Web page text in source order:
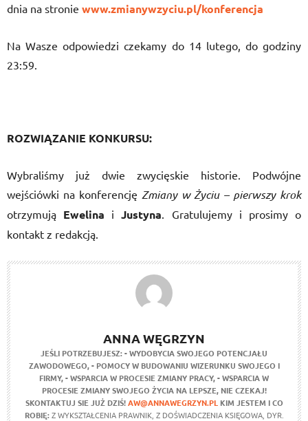
dnia na stronie www.zmianywzyciu.pl/konferencja
Na Wasze odpowiedzi czekamy do 14 lutego, do godziny
23:59.
ROZWIĄZANIE KONKURSU:
Wybraliśmy już dwie zwycięskie historie. Podwójne
wejściówki na konferencję Zmiany w Życiu – pierwszy krok
otrzymują Ewelina iJustyna. Gratulujemy i prosimy o
kontakt z redakcją.
ANNA WĘGRZYN
JEŚLI POTRZEBUJESZ:- WYDOBYCIA SWOJEGO POTENCJAŁU
ZAWODOWEGO, - POMOCY W BUDOWANIU WIZERUNKU SWOJEGO I
FIRMY,- WSPARCIA W PROCESIE ZMIANY PRACY,- WSPARCIA W
PROCESIE ZMIANY SWOJEGO ŻYCIA NA LEPSZE, NIE CZEKAJ!
SKONTAKTUJ SIE JUŻ DZIŚ!AW@ANNAWEGRZYN.PL KIM JESTEM I CO
ROBIĘ:Z WYKSZTAŁCENIA PRAWNIK, Z DOŚWIADCZENIA KSIĘGOWA, DYR.